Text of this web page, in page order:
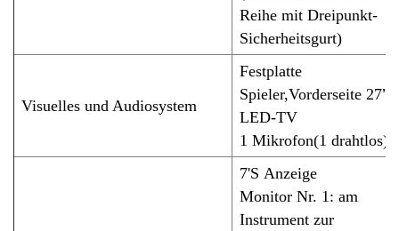
Reihe mit Dreipunkt-
Sicherheitsgurt)
Visuelles und Audiosystem
Festplatte
Spieler,Vorderseite 27’
LED-TV
1 Mikrofon(1 drahtlos)
7'S Anzeige
Monitor Nr. 1: am
Instrument zur